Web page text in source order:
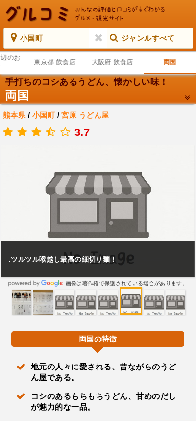
小国町 ジャンルすべて
のお
東京都 飲食店 大阪府 飲食店 両国
手打ちのコシあるうどん、懐かしい味！
両国
熊本県 / 小国町/宮原 うどん屋
3.7
.ツルツル喉越し最高の細切り麺！
画像は著作権で保護されている場合があります。
両国の特徴
地元の人々に愛される、昔ながらのうど
ん屋である。
コシのあるもちもちうどん、甘めのだし
が魅力的な一品。